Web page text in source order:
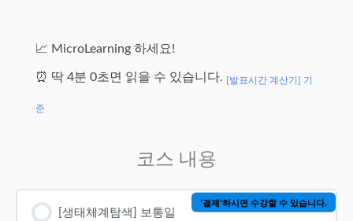
📈 MicroLearning 하세요!
⏰ 딱 4분 0초면 읽을 수 있습니다. [발표시간 계산기] 기
준
코스 내용
[생태체계탐색] 보통일
'결제'하시면 수강할 수 있습니다.